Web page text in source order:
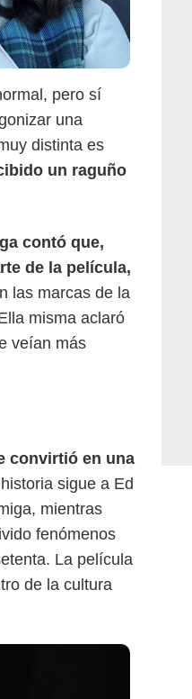
pero sí
una
distinta es
un raguño
contó que,
de la película,
las marcas de la
misma aclaró
veían más
convirtió en una
sigue a Ed
mientras
fenómenos
La película
de la cultura